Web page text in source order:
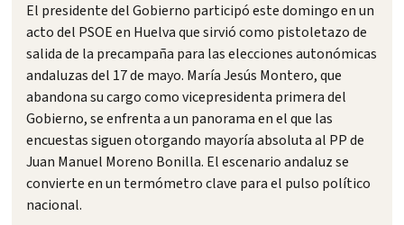
El presidente del Gobierno participó este domingo en un
acto del PSOE en Huelva que sirvió como pistoletazo de
salida de la precampaña para las elecciones autonómicas
andaluzas del 17 de mayo. María Jesús Montero, que
abandona su cargo como vicepresidenta primera del
Gobierno, se enfrenta a un panorama en el que las
encuestas siguen otorgando mayoría absoluta al PP de
Juan Manuel Moreno Bonilla. El escenario andaluz se
convierte en un termómetro clave para el pulso político
nacional.